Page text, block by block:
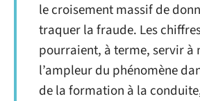
le croisement massif de
traquer la fraude. Les
pourraient, à terme, servir à
l’ampleur du phénomène
de la formation à la